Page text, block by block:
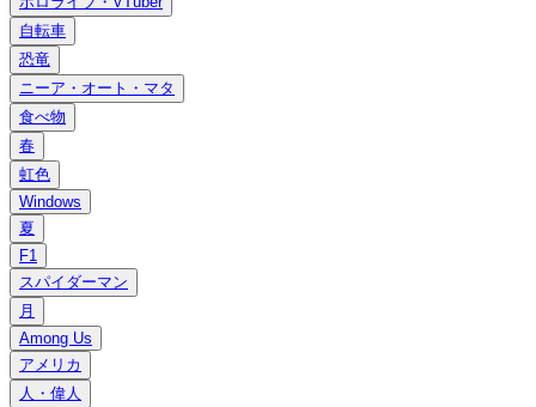
自転車
恐竜
ニーア・オート・マタ
食べ物
春
虹色
Windows
夏
F1
スパイダーマン
月
Among Us
アメリカ
人・偉人